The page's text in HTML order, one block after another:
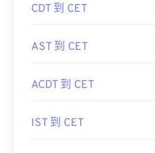
CDT 到 CET
AST 到 CET
ACDT 到 CET
IST 到 CET